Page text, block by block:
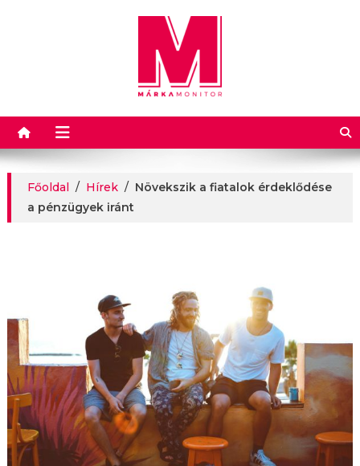
Márkamonitor
Főoldal / Hírek / Növekszik a fiatalok érdeklődése
a pénzügyek iránt